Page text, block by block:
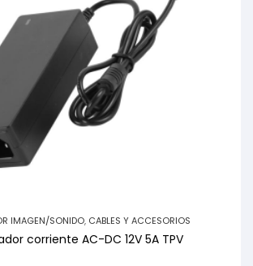
IMAGEN/SONIDO, CABLES Y ACCESORIOS
corriente AC-DC 12V 5A TPV